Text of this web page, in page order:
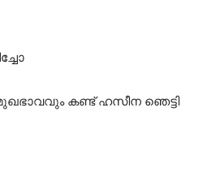
കണ്ട് ഹസീന ഞെട്ടി